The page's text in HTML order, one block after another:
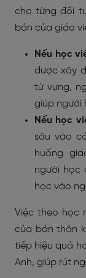
cho từng đối
bản của giáo
Nếu học
được xây
từ vựng,
giúp người
Nếu học
sâu vào
huống
người học
học vào
Việc theo học
của bản thân
tiếp hiệu quả
Anh, giúp rút